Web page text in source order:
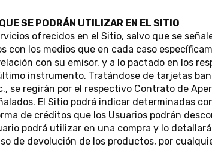
SE PODRÁN UTILIZAR EN EL SITIO
ofrecidos en el Sitio, salvo que se
con los medios que en cada caso
con su emisor, y a lo pactado en los
instrumento. Tratándose de tarjetas
se regirán por el respectivo Contrato de
El Sitio podrá indicar determinadas
de créditos que los Usuarios podrán
podrá utilizar en una compra y lo
de devolución de los productos, por